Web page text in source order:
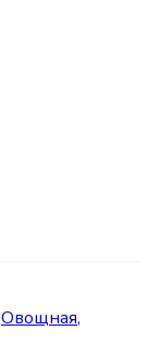
Овощная,